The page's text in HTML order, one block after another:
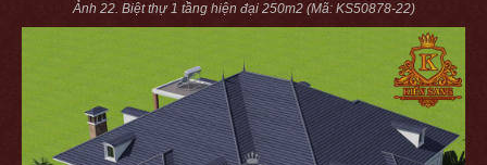
Ảnh 22. Biệt thự 1 tầng hiện đại 250m2 (Mã: KS50878-22)